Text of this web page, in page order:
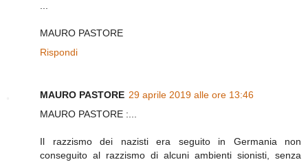
MAURO PASTORE
Rispondi
MAURO PASTORE 29 aprile 2019 alle ore 13:46
MAURO PASTORE :...
Il razzismo dei nazisti era seguito in Germania non
conseguito al razzismo di alcuni ambienti sionisti, senza